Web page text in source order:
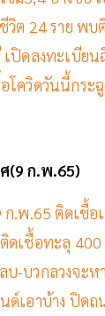
วิต 24 ราย พ
เปิดลงทะเบีย
ควิดวันนี้กระ
(9 ก.พ.65)
ก.พ.65 ติดเชื้
ดเชื้อทะลุ
บ-บวกลวงจะ
ด์เอาบ้าง ปิด